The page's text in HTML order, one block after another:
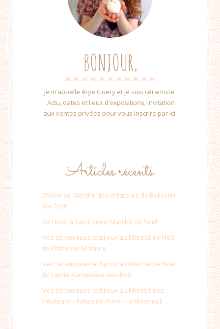
BONJOUR,
Je m’appelle Arye Guery et je suis céramiste.
Actu, dates et lieux d’expositions, invitation
aux ventes privées pour vous inscrire par ici.
Articles récents
O’Erine au Marché des créateurs de Belleville
Mai 2026
Bel Hiver à Saint Denis Marché de Noël
Mes céramiques et bijoux au Marché de Noël
de Châtenay-Malabry
Mes céramiques et bijoux au Marché de Noël
de Sainte-Genevieve-des-Bois
Mes céramiques et bijoux au Marché des
créateurs « Faîtes de l’hiver » à Montreuil